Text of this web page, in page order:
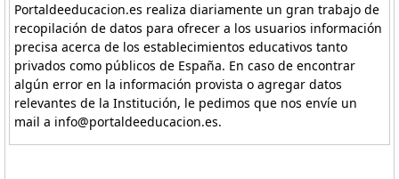
Portaldeeducacion.es realiza diariamente un gran trabajo de
recopilación de datos para ofrecer a los usuarios información
precisa acerca de los establecimientos educativos tanto
privados como públicos de España. En caso de encontrar
algún error en la información provista o agregar datos
relevantes de la Institución, le pedimos que nos envíe un
mail a info@portaldeeducacion.es.